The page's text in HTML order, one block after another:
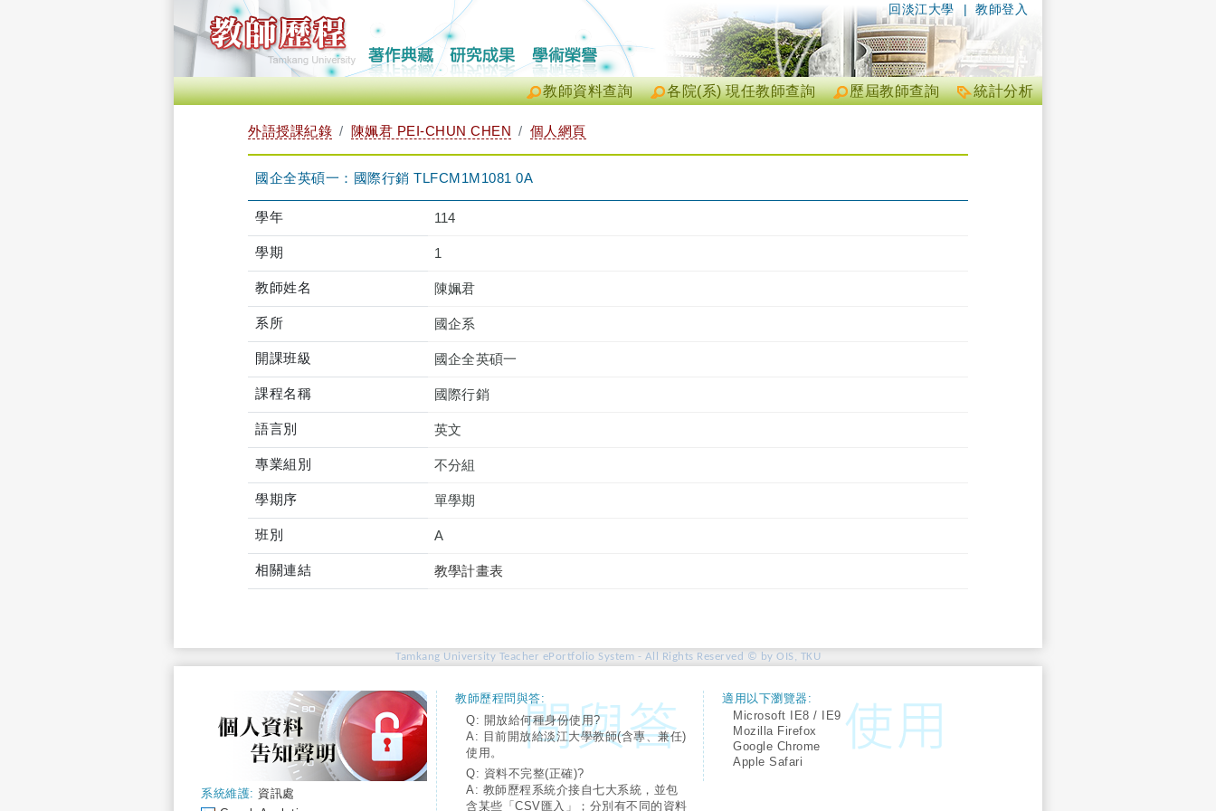
| 教師登入
回淡江大學
統計分析
歷屆教師查詢
各院(系) 現任教師查詢
教師資料查詢
外語授課紀錄 陳姵君 PEI-CHUN CHEN 個人網頁
國企全英碩一：國際行銷 TLFCM1M1081 0A
學年 114
學期 1
教師姓名 陳姵君
系所 國企系
開課班級 國企全英碩一
課程名稱 國際行銷
語言別 英文
專業組別 不分組
學期序 單學期
班別 A
相關連結 教學計畫表
Tamkang University Teacher ePortfolio System - All Rights Reserved © by OIS, TKU
系統維護: 資訊處
教師歷程問與答:
Q: 開放給何種身份使用?
A: 目前開放給淡江大學教師(含專、兼任)
使用。
Q: 資料不完整(正確)?
A: 教師歷程系統介接自七大系統，並包
含某些「CSV匯入」；分別有不同的資料
適用以下瀏覽器:
Microsoft IE8 / IE9
Mozilla Firefox
Google Chrome
Apple Safari